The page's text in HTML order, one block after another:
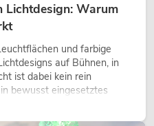
Lichtdesign: Warum
und farbige
auf Bühnen, in
ist dabei kein rein
bewusst eingesetztes
gibt Szenen
LED-Setups emotionaler